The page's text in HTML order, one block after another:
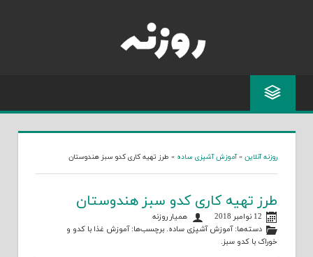
روزنه آنلاین »آموزش آشپزی ساده » طرز تهیه کاری کدو سبز هندوستان
طرز تهیه کاری کدو سبز هندوستان
12 نوامبر 2018
همیار روزنه
دسته‌ها:آموزش آشپزی ساده. برچسب‌ها:آموزش غذا با کدو و
خوراک با کدو سبز.